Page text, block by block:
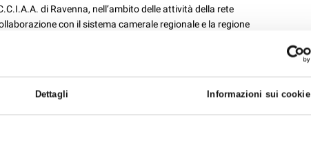
Dettagli Informazioni sui cookie
di Ravenna, nell’ambito delle attività della rete
con il sistema camerale regionale e la regione